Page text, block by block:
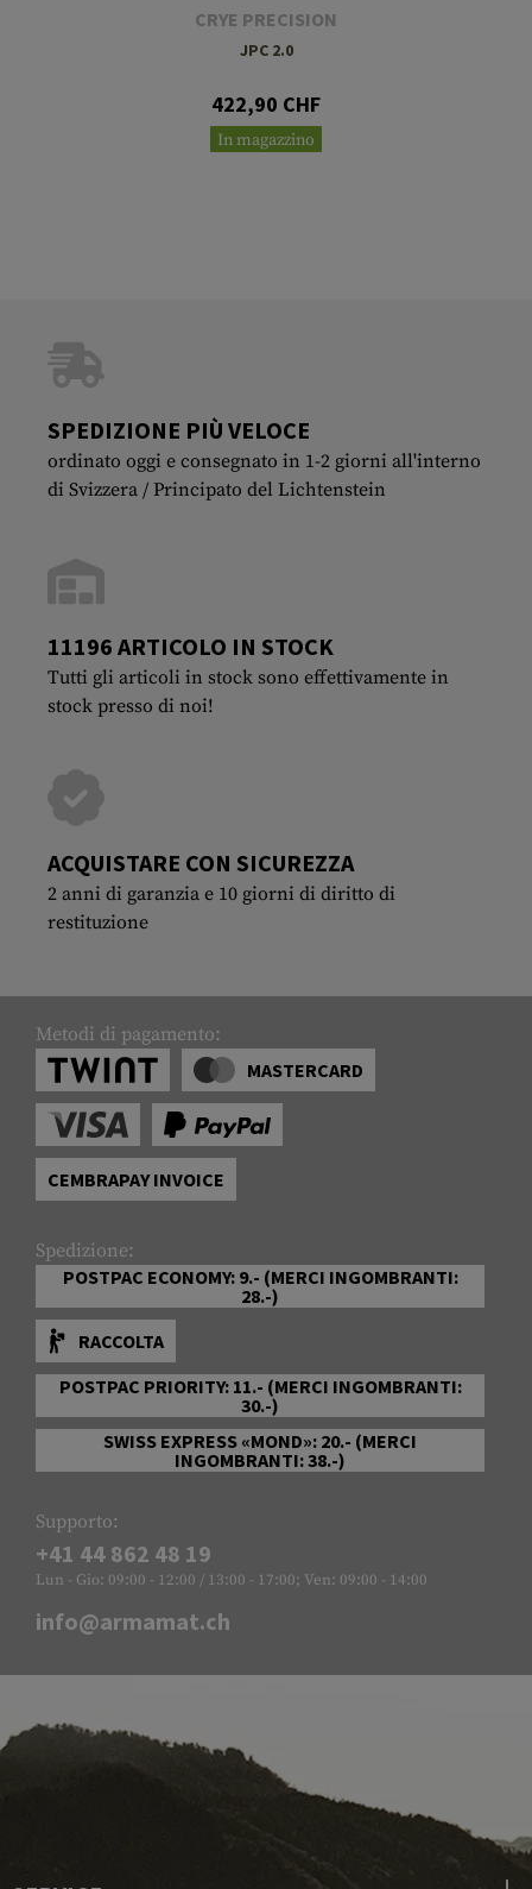
CRYE PRECISION
JPC 2.0
422,90 CHF
In magazzino
SPEDIZIONE PIÙ VELOCE
ordinato oggi e consegnato in 1-2 giorni all'interno
di Svizzera / Principato del Lichtenstein
11196 ARTICOLO IN STOCK
Tutti gli articoli in stock sono effettivamente in
stock presso di noi!
ACQUISTARE CON SICUREZZA
2 anni di garanzia e 10 giorni di diritto di
restituzione
Metodi di pagamento:
MASTERCARD
CEMBRAPAY INVOICE
Spedizione:
POSTPAC ECONOMY: 9.- (MERCI INGOMBRANTI:
28.-)
RACCOLTA
POSTPAC PRIORITY: 11.- (MERCI INGOMBRANTI:
30.-)
SWISS EXPRESS «MOND»: 20.- (MERCI
INGOMBRANTI: 38.-)
Supporto:
+41 44 862 48 19
Lun - Gio: 09:00 - 12:00 / 13:00 - 17:00; Ven: 09:00 - 14:00
info@armamat.ch